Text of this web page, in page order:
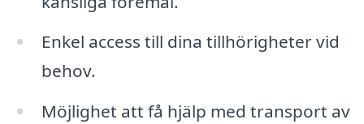
Enkel access till dina tillhörigheter vid
behov.
Möjlighet att få hjälp med transport av